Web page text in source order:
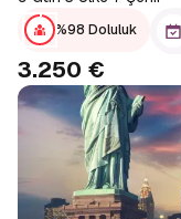
%98 Doluluk
3.250 €